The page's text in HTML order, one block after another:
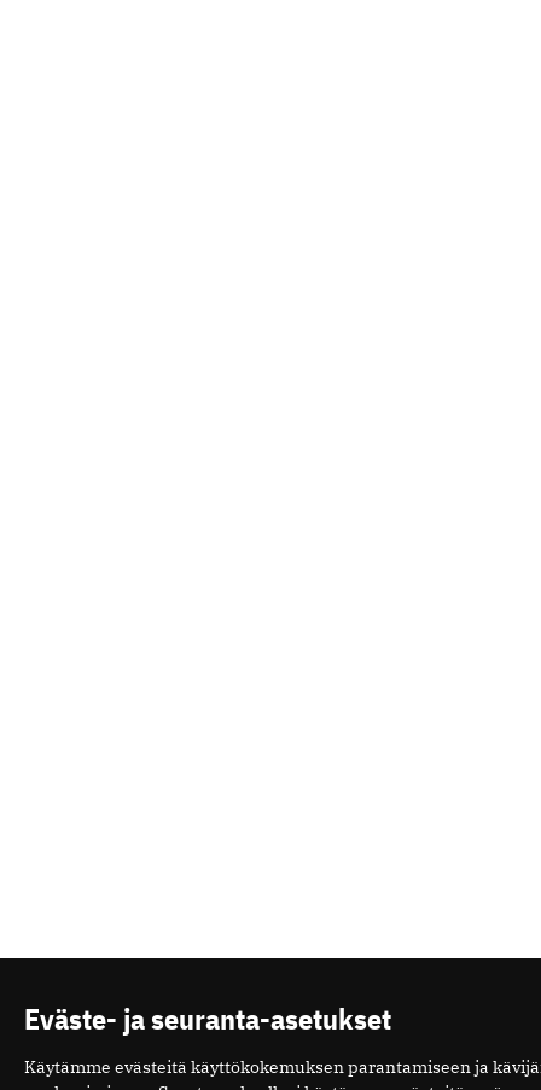
Eväste- ja seuranta-asetukset
Käytämme evästeitä käyttökokemuksen parantamiseen ja